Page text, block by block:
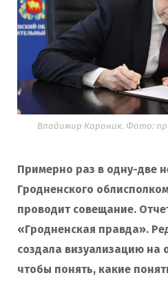
Владимир Караник. Фото:
Примерно раз в одну-две
Гродненского
проводит совещание.
«Гродненская правда».
создала визуализацию на
чтобы понять, какие